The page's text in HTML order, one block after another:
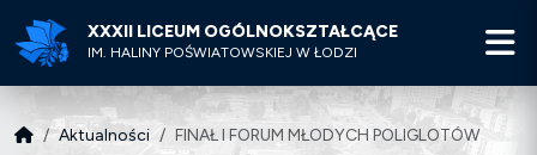
XXXII LICEUM OGÓLNOKSZTAŁCĄCE
IM. HALINY POŚWIATOWSKIEJ W ŁODZI
Aktualności FINAŁ I FORUM MŁODYCH POLIGLOTÓW